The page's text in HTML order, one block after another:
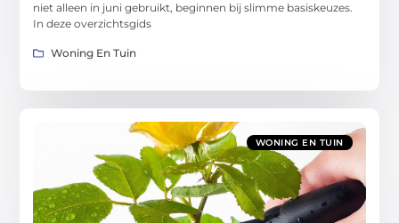
niet alleen in juni gebruikt, beginnen bij slimme basiskeuzes.
In deze overzichtsgids
Woning En Tuin
WONING EN TUIN